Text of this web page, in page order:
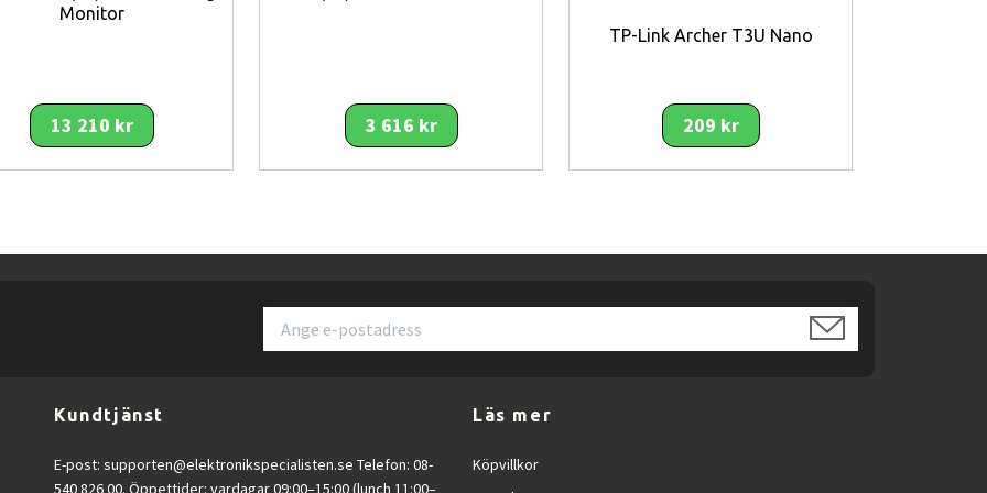
automatiskt.
färger.
Monitor
13 210 kr 3 616 kr
TP-Link Archer T3U Nano
209 kr
Kundtjänst
E-post: supporten@elektronikspecialisten.se Telefon: 08-
540 826 00. Öppettider: vardagar 09:00–15:00 (lunch 11:00–
Läs mer
Köpvillkor